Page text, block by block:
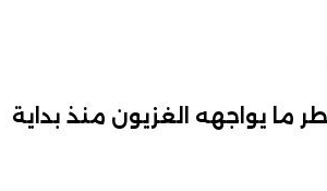
ما يواجهه الغزيون منذ بداية